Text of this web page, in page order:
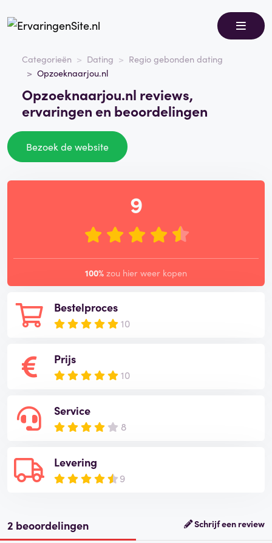
Categorieën Dating
Regio gebonden dating
Opzoeknaarjou.nl
Opzoeknaarjou.nl reviews,
ervaringen en beoordelingen
Bezoek de website
Bestelproces
10
Prijs
10
Service
8
Levering
9
9
100% zou hier weer kopen
2 beoordelingen Schrijf een review